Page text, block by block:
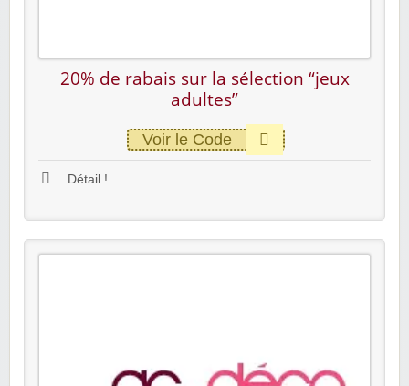
20% de rabais sur la sélection “jeux
adultes”
Voir le Code
Détail !